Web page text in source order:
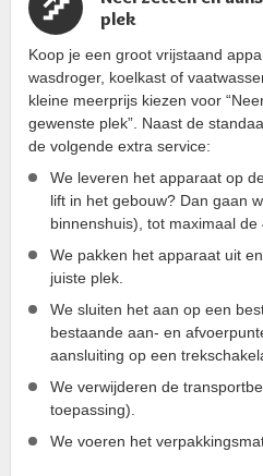
plek
Koop je een groot vrijstaand
wasdroger, koelkast of
kleine meerprijs kiezen voor
gewenste plek”. Naast de
de volgende extra service:
We leveren het apparaat op
lift in het gebouw? Dan gaan
binnenshuis), tot maximaal de
We pakken het apparaat uit
juiste plek.
We sluiten het aan op een
bestaande aan- en
aansluiting op een
We verwijderen de
toepassing).
We voeren het